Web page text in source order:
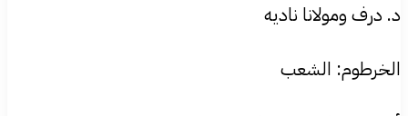
د. درف ومولانا ناديه
الخرطوم: الشعب